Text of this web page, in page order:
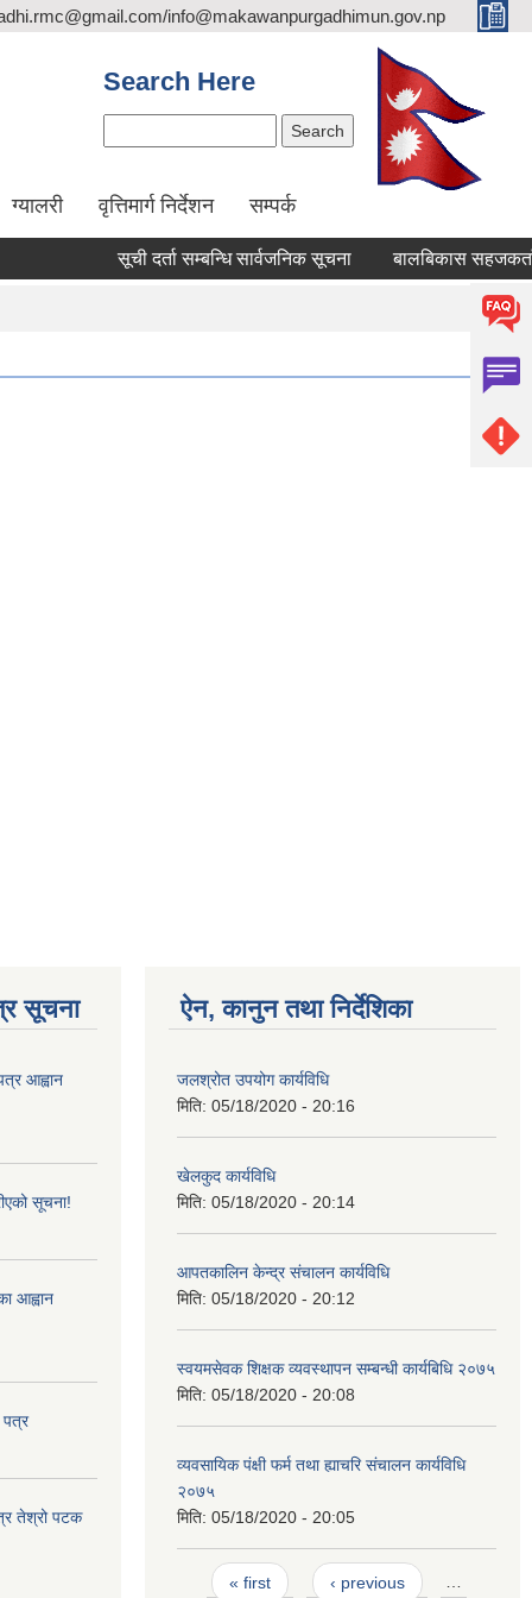
info@makawanpurgadhimun.gov.np
Search Here
ग्यालरी वृत्तिमार्ग निर्देशन सम्पर्क
सूची दर्ता सम्बन्धि सार्वजनिक सूचना बालबिकास सहजकर्ता
सूचना
आह्वान
सूचना!
आह्वान
पत्र
तेश्रो पटक
ऐन, कानुन तथा निर्देशिका
जलश्रोत उपयोग कार्यविधि
मिति: 05/18/2020 - 20:16
खेलकुद कार्यविधि
मिति: 05/18/2020 - 20:14
आपतकालिन केन्द्र संचालन कार्यविधि
मिति: 05/18/2020 - 20:12
स्वयमसेवक शिक्षक व्यवस्थापन सम्बन्धी कार्यबिधि २०७५
मिति: 05/18/2020 - 20:08
व्यवसायिक पंक्षी फर्म तथा ह्याचरि संचालन कार्यविधि
२०७५
मिति: 05/18/2020 - 20:05
Pages
« first ‹ previous …